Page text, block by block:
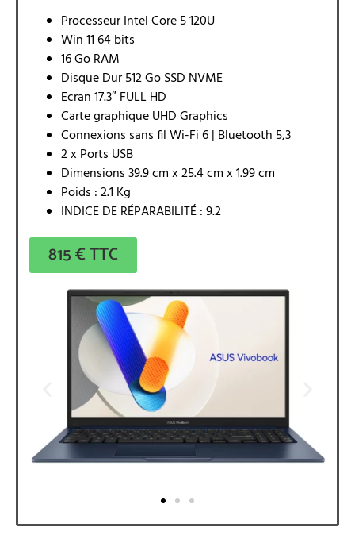
Processeur Intel Core 5 120U
Win 11 64 bits
16 Go RAM
Disque Dur 512 Go SSD NVME
Ecran 17.3″ FULL HD
Carte graphique UHD Graphics
Connexions sans fil Wi-Fi 6 | Bluetooth 5,3
2 x Ports USB
Dimensions 39.9 cm x 25.4 cm x 1.99 cm
Poids : 2.1 Kg
INDICE DE RÉPARABILITÉ : 9.2
815 € TTC